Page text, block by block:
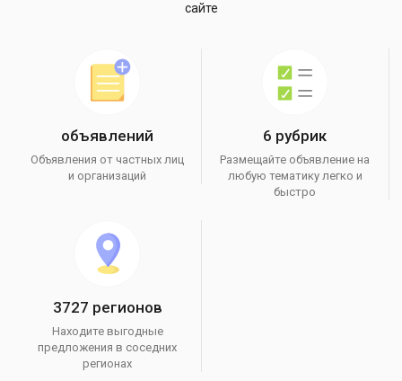
сайте
объявлений
Объявления от частных лиц
и организаций
6 рубрик
Размещайте объявление на
любую тематику легко и
быстро
3727 регионов
Находите выгодные
предложения в соседних
регионах